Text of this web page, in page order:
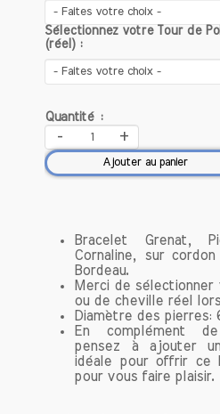
Aujourd'hui, la
prisée non
mais aussi pour ses
lithothérapie. On
propriétés
surmonter la peur et
favorisant la
renforcer leur
stimuler leur créativité.
En résumé, la
qu'une simple
symbole riche
spiritualité. Que
propriétés
Sélectionnez votre Tour de
(réel) :
Quantité :
- +
Ajouter au panier
Bracelet Grenat,
Cornaline, sur
Bordeau.
Merci de
ou de cheville réel
Diamètre des pierres:
En complément
pensez à ajouter
idéale pour offrir ce
pour vous faire plaisir.